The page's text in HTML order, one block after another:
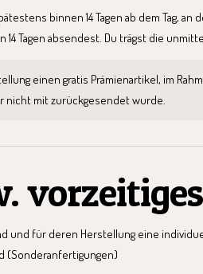
binnen 14 Tagen ab dem
14 Tagen absendest. Du trägst die
einen gratis Prämienartikel, im
mit zurückgesendet wurde.
und für deren Herstellung eine
(Sonderanfertigungen)